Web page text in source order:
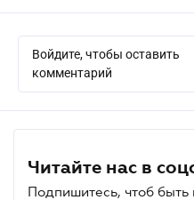
Войдите, чтобы оставить
комментарий
Читайте нас в
Подпишитесь, чтоб быть